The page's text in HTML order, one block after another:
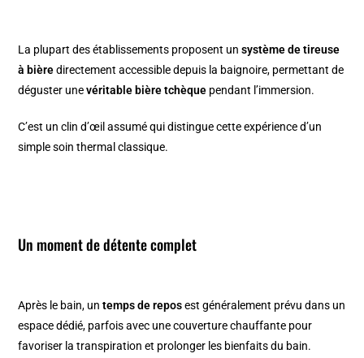
La plupart des établissements proposent unsystème de tireuse
à bièredirectement accessible depuis la baignoire, permettant de
déguster unevéritable bière tchèque pendant l’immersion.
C’est un clin d’œil assumé qui distingue cette expérience d’un
simple soin thermal classique.
Un moment de détente complet
Après le bain, untemps de reposest généralement prévu dans un
espace dédié, parfois avec une couverture chauffante pour
favoriser la transpiration et prolonger les bienfaits du bain.